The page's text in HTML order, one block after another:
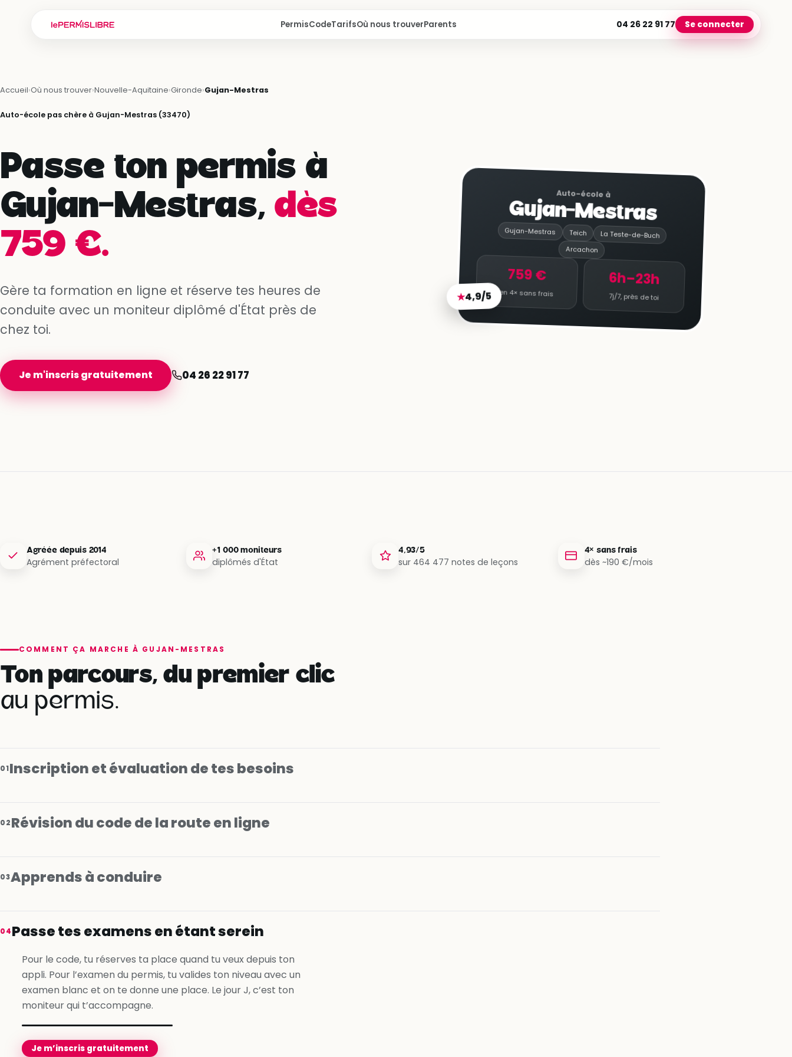
PermisCodeTarifsOù nous trouverParents 04 26 22 91 77 Se connecter
Accueil›Où nous trouver›Nouvelle-Aquitaine›Gironde›Gujan-Mestras
Auto-école pas chère à Gujan-Mestras (33470)
Passe ton permis à
Gujan-Mestras, dès
759 €.
Gère ta formation en ligne et réserve tes heures de
conduite avec un moniteur diplômé d'État près de
chez toi.
Je m'inscris gratuitement 04 26 22 91 77
Auto-école à
Gujan-Mestras
Gujan-Mestras Teich La Teste-de-Buch
Arcachon
759 €
en 4× sans frais
6h–23h
7j/7, près de toi
★4,9/5
Agréée depuis 2014
Agrément préfectoral
+1 000 moniteurs
diplômés d'État
4,93/5
sur 464 477 notes de leçons
4× sans frais
dès ~190 €/mois
COMMENT ÇA MARCHE À GUJAN-MESTRAS
Ton parcours, du premier clic
au permis.
01Inscription et évaluation de tes besoins
Je m’inscris gratuitement
02Révision du code de la route en ligne
Je m’inscris gratuitement
03Apprends à conduire
Je m’inscris gratuitement
04Passe tes examens en étant serein
Pour le code, tu réserves ta place quand tu veux depuis ton
appli. Pour l’examen du permis, tu valides ton niveau avec un
examen blanc et on te donne une place. Le jour J, c’est ton
moniteur qui t’accompagne.
Je m’inscris gratuitement